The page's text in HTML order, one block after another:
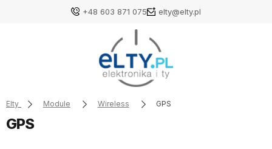
+48 603 871 075 elty@elty.pl
Elty Module Wireless GPS
GPS